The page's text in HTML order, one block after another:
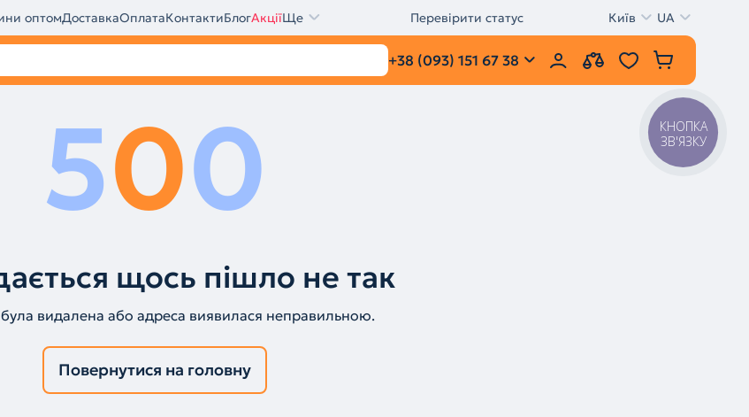
оптомДоставкаОплатаКонтактиБлогАкціїЩе Перевірити статус Київ UA
+38 (093) 151 67 38
500
щось пішло не так
була видалена або адреса виявилася неправильною.
Повернутися на головну
КНОПКА
ЗВ'ЯЗКУ